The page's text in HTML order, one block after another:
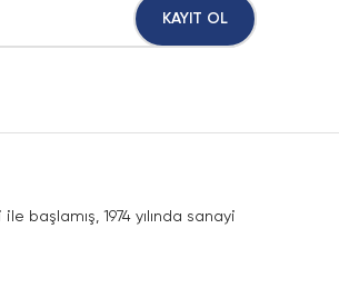
KAYIT OL
başlamış, 1974 yılında sanayi